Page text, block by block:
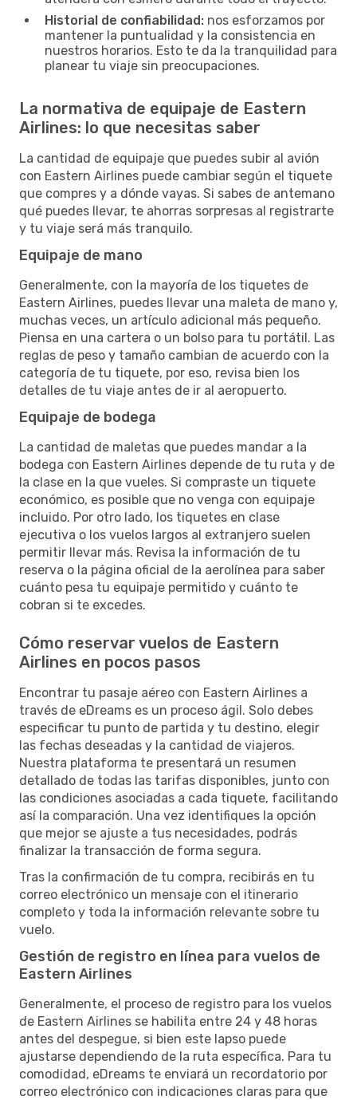
Historial de confiabilidad: nos esforzamos por
mantener la puntualidad y la consistencia en
nuestros horarios. Esto te da la tranquilidad para
planear tu viaje sin preocupaciones.
La normativa de equipaje de Eastern
Airlines: lo que necesitas saber
La cantidad de equipaje que puedes subir al avión
con Eastern Airlines puede cambiar según el tiquete
que compres y a dónde vayas. Si sabes de antemano
qué puedes llevar, te ahorras sorpresas al registrarte
y tu viaje será más tranquilo.
Equipaje de mano
Generalmente, con la mayoría de los tiquetes de
Eastern Airlines, puedes llevar una maleta de mano y,
muchas veces, un artículo adicional más pequeño.
Piensa en una cartera o un bolso para tu portátil. Las
reglas de peso y tamaño cambian de acuerdo con la
categoría de tu tiquete, por eso, revisa bien los
detalles de tu viaje antes de ir al aeropuerto.
Equipaje de bodega
La cantidad de maletas que puedes mandar a la
bodega con Eastern Airlines depende de tu ruta y de
la clase en la que vueles. Si compraste un tiquete
económico, es posible que no venga con equipaje
incluido. Por otro lado, los tiquetes en clase
ejecutiva o los vuelos largos al extranjero suelen
permitir llevar más. Revisa la información de tu
reserva o la página oficial de la aerolínea para saber
cuánto pesa tu equipaje permitido y cuánto te
cobran si te excedes.
Cómo reservar vuelos de Eastern
Airlines en pocos pasos
Encontrar tu pasaje aéreo con Eastern Airlines a
través de eDreams es un proceso ágil. Solo debes
especificar tu punto de partida y tu destino, elegir
las fechas deseadas y la cantidad de viajeros.
Nuestra plataforma te presentará un resumen
detallado de todas las tarifas disponibles, junto con
las condiciones asociadas a cada tiquete, facilitando
así la comparación. Una vez identifiques la opción
que mejor se ajuste a tus necesidades, podrás
finalizar la transacción de forma segura.
Tras la confirmación de tu compra, recibirás en tu
correo electrónico un mensaje con el itinerario
completo y toda la información relevante sobre tu
vuelo.
Gestión de registro en línea para vuelos de
Eastern Airlines
Generalmente, el proceso de registro para los vuelos
de Eastern Airlines se habilita entre 24 y 48 horas
antes del despegue, si bien este lapso puede
ajustarse dependiendo de la ruta específica. Para tu
comodidad, eDreams te enviará un recordatorio por
correo electrónico con indicaciones claras para que